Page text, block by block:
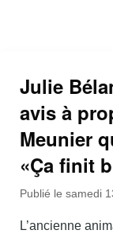
Julie
avis à
Meunier
«Ça finit
Publié le samedi
L’ancienne